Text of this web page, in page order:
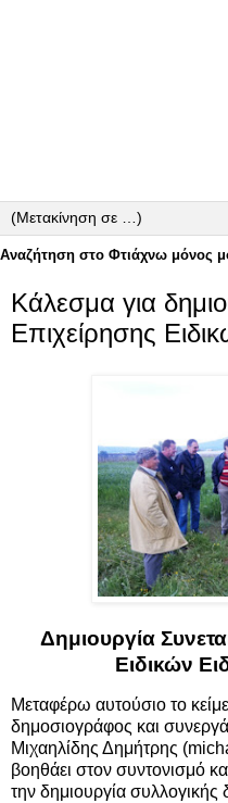
Αναζήτηση στο Φτιάχνω μόνος
Κάλεσμα για
Επιχείρησης
Δημιουργία
Ειδικών
Μεταφέρω αυτούσιο το
δημοσιογράφος και
Μιχαηλίδης Δημήτρης (
βοηθάει στον συντονισμό
την δημιουργία συλλογικής